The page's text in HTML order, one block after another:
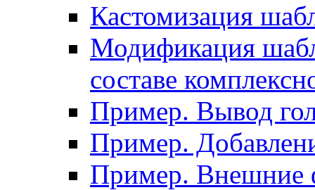
Кастомизация
Модификация
составе
Пример. Вывод
Пример.
Пример. Внешние